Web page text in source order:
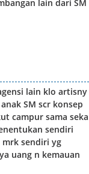
lain dari SM
lain klo artisny
SM scr konsep
campur sama
sendiri
sendiri yg
uang n kemauan